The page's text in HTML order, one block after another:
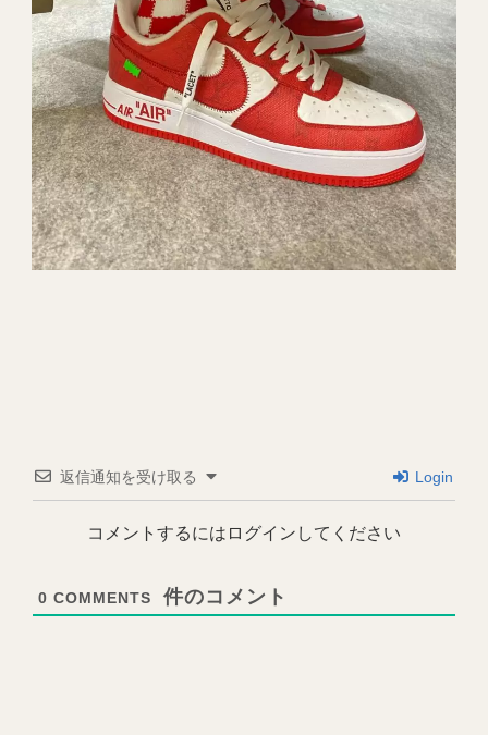
返信通知を受け取る Login
コメントするにはログインしてください
0 COMMENTS